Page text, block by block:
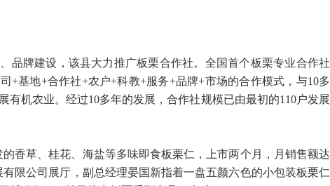
品牌建设，该县大力推广板栗合作社。全国首个板栗专业合作社
基地+合作社+农户+科教+服务+品牌+市场的合作模式，与10多
有机农业。经过10多年的发展，合作社规模已由最初的110户发展
香草、桂花、海盐等多味即食板栗仁，上市两个月，月销售额达
限公司展厅，副总经理晏国新指着一盘五颜六色的小包装板栗仁